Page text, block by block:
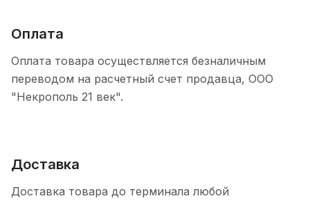
Оплата
Оплата товара осуществляется безналичным
переводом на расчетный счет продавца, ООО
"Некрополь 21 век".
Доставка
Доставка товара до терминала любой